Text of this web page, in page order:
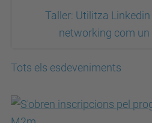
Taller: Utilitza Linkedin
networking com
Tots els esdeveniments